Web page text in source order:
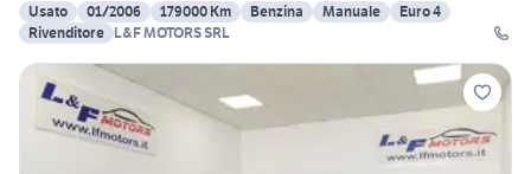
Usato
01/2006 179000 Km Benzina Manuale
Euro 4
Rivenditore L&F MOTORS SRL